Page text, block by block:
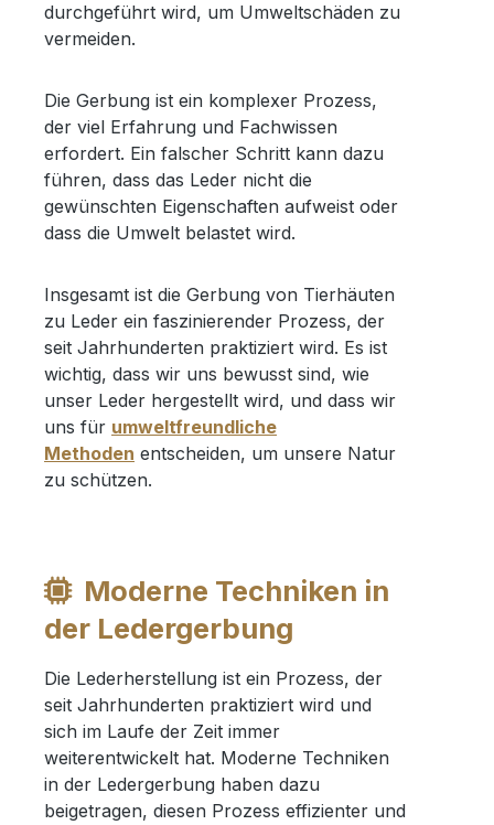
durchgeführt wird, um Umweltschäden zu
vermeiden.
Die Gerbung ist ein komplexer Prozess,
der viel Erfahrung und Fachwissen
erfordert. Ein falscher Schritt kann dazu
führen, dass das Leder nicht die
gewünschten Eigenschaften aufweist oder
dass die Umwelt belastet wird.
Insgesamt ist die Gerbung von Tierhäuten
zu Leder ein faszinierender Prozess, der
seit Jahrhunderten praktiziert wird. Es ist
wichtig, dass wir uns bewusst sind, wie
unser Leder hergestellt wird, und dass wir
uns für umweltfreundliche
Methoden entscheiden, um unsere Natur
zu schützen.
Moderne Techniken in
der Ledergerbung
Die Lederherstellung ist ein Prozess, der
seit Jahrhunderten praktiziert wird und
sich im Laufe der Zeit immer
weiterentwickelt hat. Moderne Techniken
in der Ledergerbung haben dazu
beigetragen, diesen Prozess effizienter und